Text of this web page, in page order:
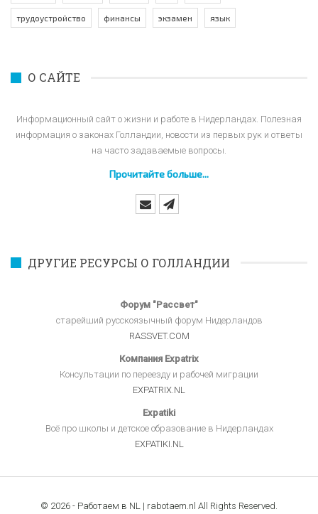
трудоустройство финансы экзамен язык
О САЙТЕ
Информационный сайт о жизни и работе в Нидерландах. Полезная
информация о законах Голландии, новости из первых рук и ответы
на часто задаваемые вопросы.
Прочитайте больше...
ДРУГИЕ РЕСУРСЫ О ГОЛЛАНДИИ
Форум "Рассвет"
старейший русскоязычный форум Нидерландов
RASSVET.COM
Компания Expatrix
Консультации по переезду и рабочей миграции
EXPATRIX.NL
Expatiki
Всё про школы и детское образование в Нидерландах
EXPATIKI.NL
© 2026 - Работаем в NL | rabotaem.nl All Rights Reserved.